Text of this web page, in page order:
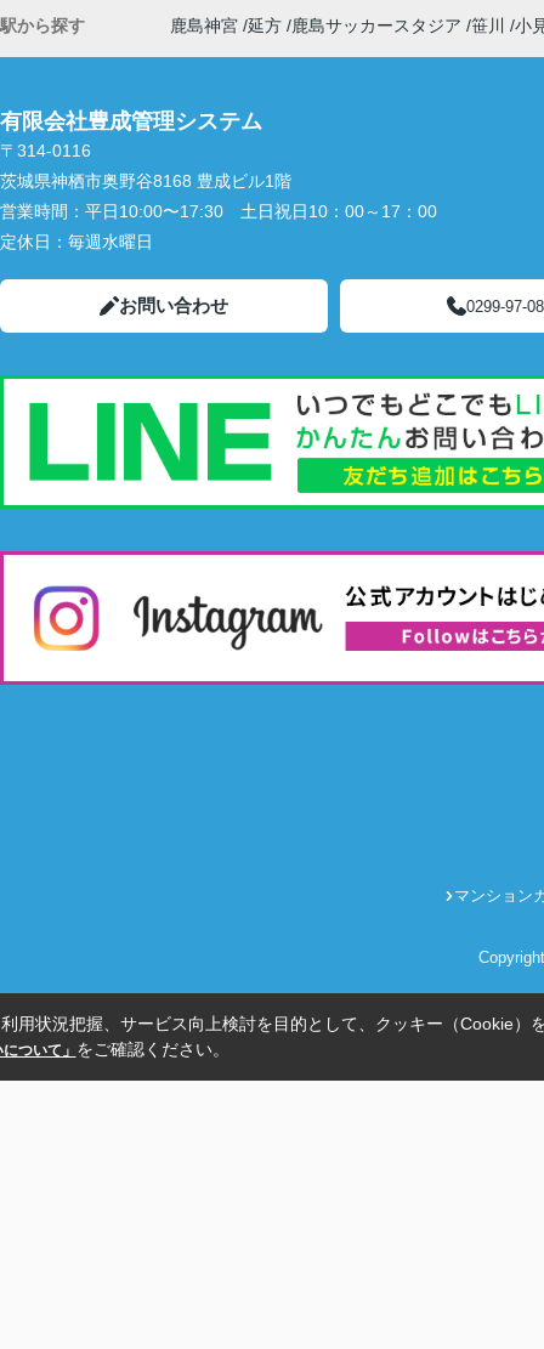
駅から探す 鹿島神宮 延方 鹿島サッカースタジア 笹川 小
有限会社豊成管理システム
〒314-0116
茨城県神栖市奥野谷8168 豊成ビル1階
営業時間： 平日10:00〜17:30 土日祝日10：00～17：00
定休日： 毎週水曜日
お問い合わせ 0299-97-
マンション
用状況把握、サービス向上検討を目的として、クッキー（Cookie）
ついて」 をご確認ください。